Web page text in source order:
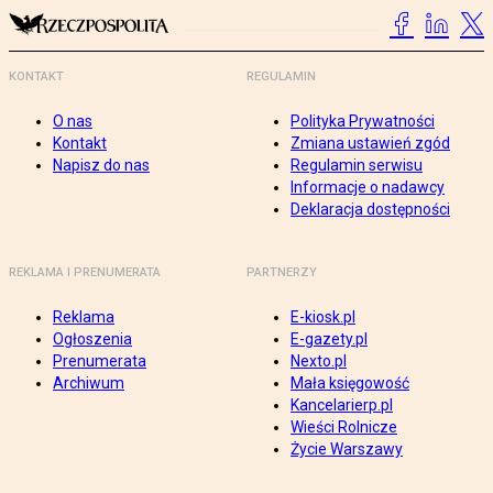
KONTAKT
O nas
Kontakt
Napisz do nas
REGULAMIN
Polityka Prywatności
Zmiana ustawień zgód
Regulamin serwisu
Informacje o nadawcy
Deklaracja dostępności
REKLAMA I PRENUMERATA
Reklama
Ogłoszenia
Prenumerata
Archiwum
PARTNERZY
E-kiosk.pl
E-gazety.pl
Nexto.pl
Mała księgowość
Kancelarierp.pl
Wieści Rolnicze
Życie Warszawy